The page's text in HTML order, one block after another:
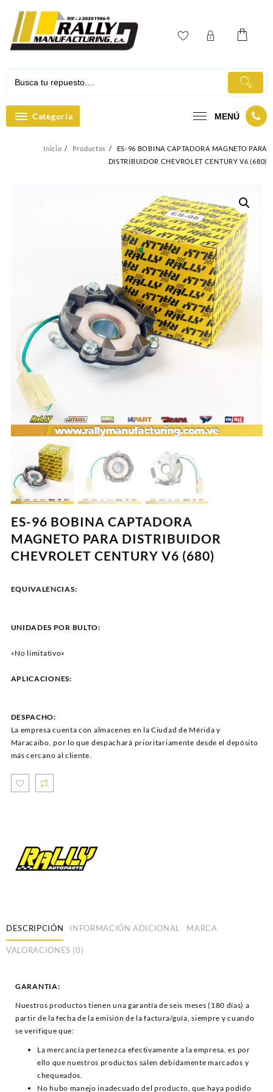
contenido
Categoría MENÚ
Inicio Productos
ES-96 BOBINA CAPTADORA MAGNETO PARA
DISTRIBUIDOR CHEVROLET CENTURY V6 (680)
ES-96 BOBINA CAPTADORA
MAGNETO PARA DISTRIBUIDOR
CHEVROLET CENTURY V6 (680)
EQUIVALENCIAS:
UNIDADES POR BULTO:
«No limitativo»
APLICACIONES:
DESPACHO:
La empresa cuenta con almacenes en la Ciudad de Mérida y
Maracaibo, por lo que despachará prioritariamente desde el depósito
más cercano al cliente.
DESCRIPCIÓN INFORMACIÓN ADICIONAL MARCA
VALORACIONES (0)
GARANTIA:
Nuestros productos tienen una garantía de seis meses (180 días) a
partir de la fecha de la emisión de la factura/guía, siempre y cuando
se verifique que:
La mercancía pertenezca efectivamente a la empresa, es por
ello que nuestros productos salen debidamente marcados y
chequeados.
No hubo manejo inadecuado del producto, que haya podido